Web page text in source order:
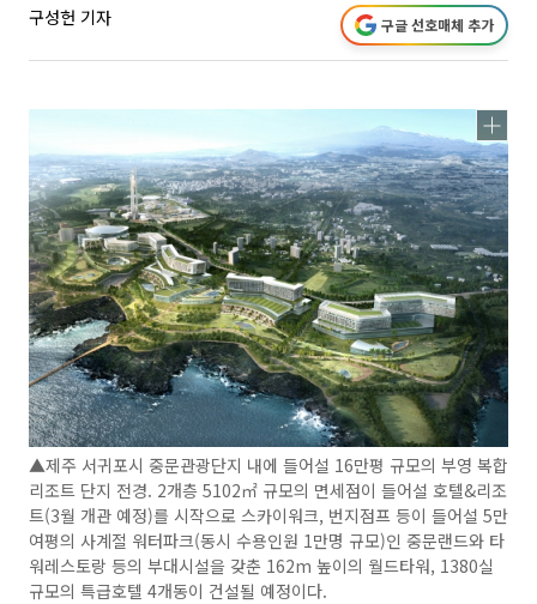
구성헌 기자 구글 선호매체 추가
▲제주 서귀포시 중문관광단지 내에 들어설 16만평 규모의 부영 복합
리조트 단지 전경. 2개층 5102㎡ 규모의 면세점이 들어설 호텔&리조
트(3월 개관 예정)를 시작으로 스카이워크, 번지점프 등이 들어설 5만
여평의 사계절 워터파크(동시 수용인원 1만명 규모)인 중문랜드와 타
워레스토랑 등의 부대시설을 갖춘 162m 높이의 월드타워, 1380실
규모의 특급호텔 4개동이 건설될 예정이다.